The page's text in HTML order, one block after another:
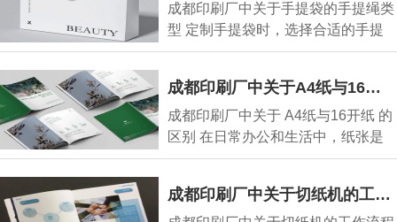
成都印刷厂中关于手提袋的手提绳类
型 定制手提袋时，选择合适的手提
绳需综合考虑材
成都印刷厂中关于A4纸与16开纸的区别
成都印刷厂中关于 A4纸与16开纸 的
区别 在日常办公和生活中，纸张是
我们频繁接触的物
成都印刷厂中关于切纸机的工作流程